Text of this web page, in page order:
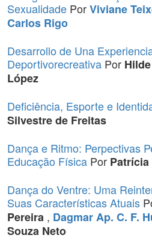
Sexualidade PorViviane
Carlos Rigo
Desarrollo de Una
Deportivorecreativa Por
López
Deficiência, Esporte e
Silvestre de Freitas
Dança e Ritmo: Perpectivas
Educação Física Por Patrícia
Dança do Ventre: Uma
Suas Características Atuais
Pereira , Dagmar Ap. C. F.
Souza Neto